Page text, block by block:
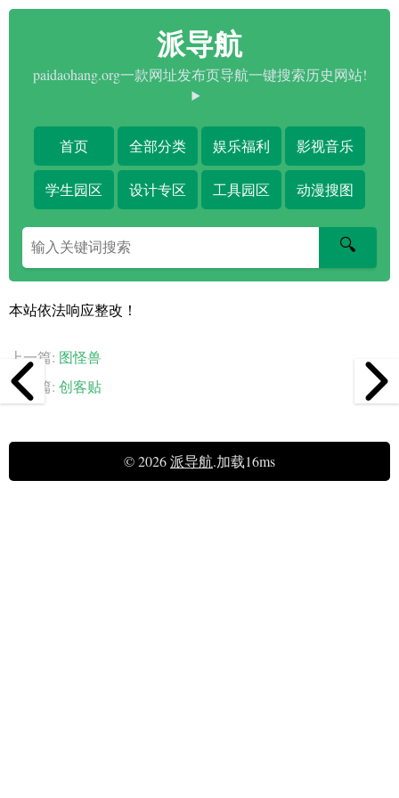
派导航
paidaohang.org一款网址发布页导航一键搜索历史网站!
首页 全部分类 娱乐福利 影视音乐
学生园区 设计专区 工具园区 动漫搜图
搜
索
字
🔍
本站依法响应整改！
上一篇: 图怪兽
下一篇: 创客贴
© 2026派导航.加载16ms